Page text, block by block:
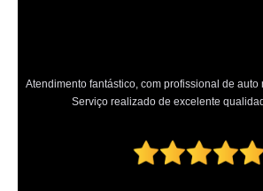
Atendimento fantástico, com profissional de
Serviço realizado de excelente